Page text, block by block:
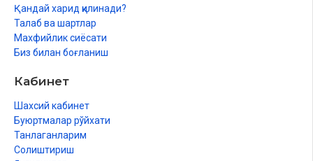
Қандай харид қилинади?
Талаб ва шартлар
Махфийлик сиёсати
Биз билан боғланиш
Кабинет
Шахсий кабинет
Буюртмалар рўйхати
Танлаганларим
Солиштириш